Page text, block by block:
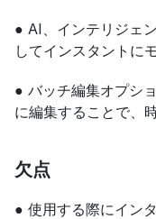
● AI、インテリジェ
してインスタントに
● バッチ編集オプシ
に編集することで、
欠点
● 使用する際にイン